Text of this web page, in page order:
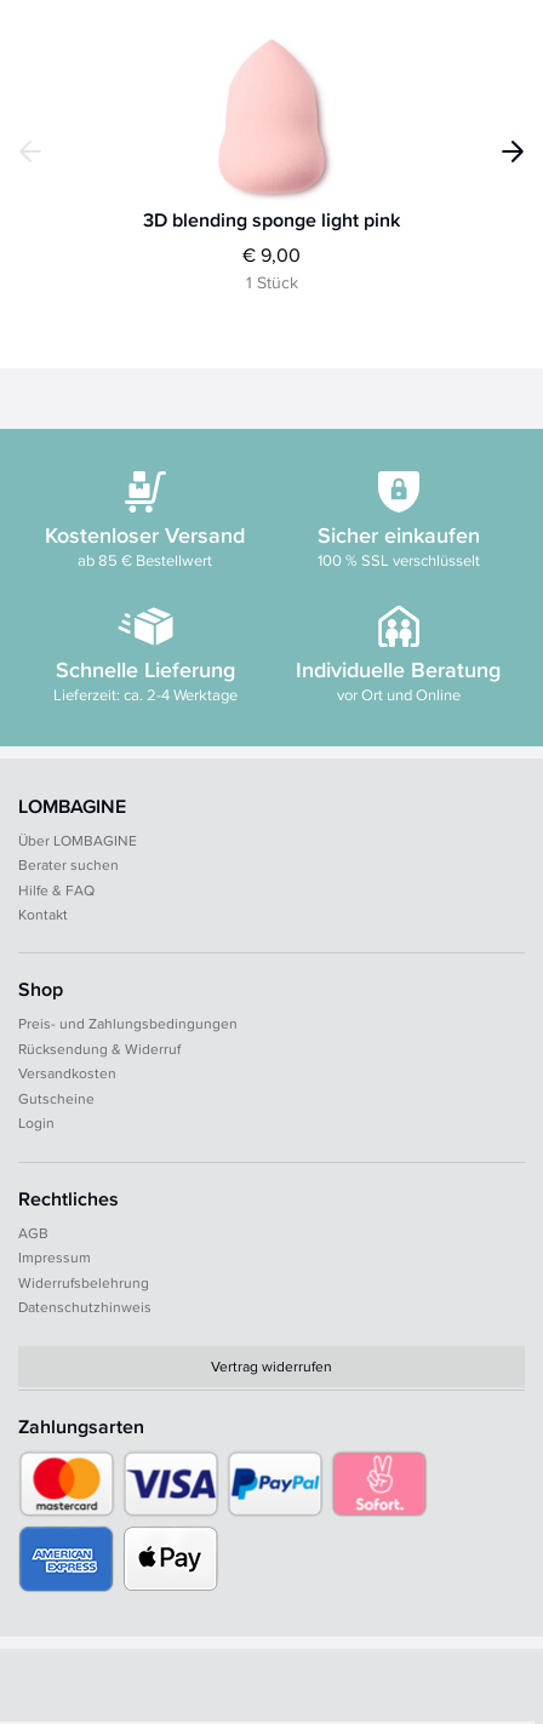
3D blending sponge light pink
€ 9,00
1 Stück
Kostenloser Versand
ab 85 € Bestellwert
Sicher einkaufen
100 % SSL verschlüsselt
Schnelle Lieferung
Lieferzeit: ca. 2-4 Werktage
Individuelle Beratung
vor Ort und Online
LOMBAGINE
Über LOMBAGINE
Berater suchen
Hilfe & FAQ
Kontakt
Shop
Preis- und Zahlungsbedingungen
Rücksendung & Widerruf
Versandkosten
Gutscheine
Login
Rechtliches
AGB
Impressum
Widerrufsbelehrung
Datenschutzhinweis
Vertrag widerrufen
Zahlungsarten